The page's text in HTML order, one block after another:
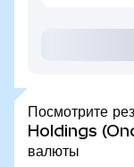
Посмотрите
Holdings
валюты